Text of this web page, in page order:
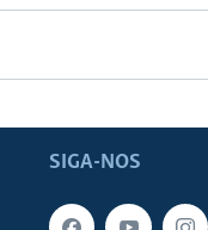
SIGA-NOS